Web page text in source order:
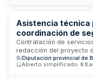
mediante procedimiento
Asistencia técnica
coordinación de
abastecimiento en
Contratación de
redacción del proyecto
coordinación de
de la red de
Diputación provincial de
Abierto simplificado